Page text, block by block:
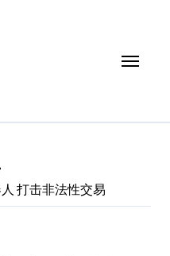
打击非法性交易